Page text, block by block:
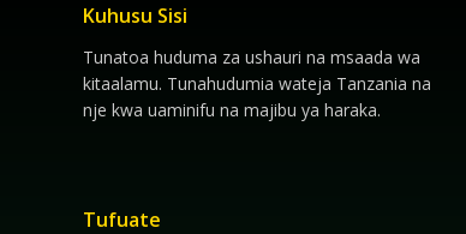
Kuhusu Sisi
Tunatoa huduma za ushauri na msaada wa
kitaalamu. Tunahudumia wateja Tanzania na
nje kwa uaminifu na majibu ya haraka.
Tufuate